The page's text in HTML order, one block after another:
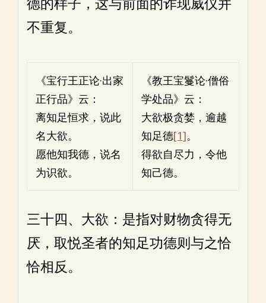
德的样子，这与前面的诈现威仪并
不重复。
《宝行王正论·出家
正行品》云：
离知足恒求，说此
名大欲。
愿他知我德，说名
为识欲。
《教王宝鬘论·僧俗
学处品》云：
大欲极贪婪，逾越
知足德[1]。
得欲自尽力，令他
知己德。
三十四、大欲：是指对财物贪得无
厌，取悦圣者的知足功德则与之恰
恰相反。